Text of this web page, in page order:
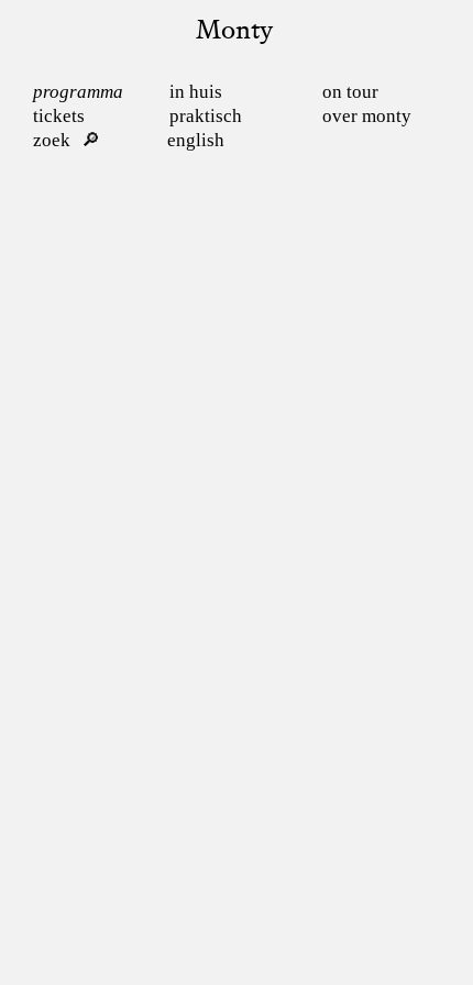
Monty
programma in huis
on tour
tickets
praktisch
over monty
zoek
english